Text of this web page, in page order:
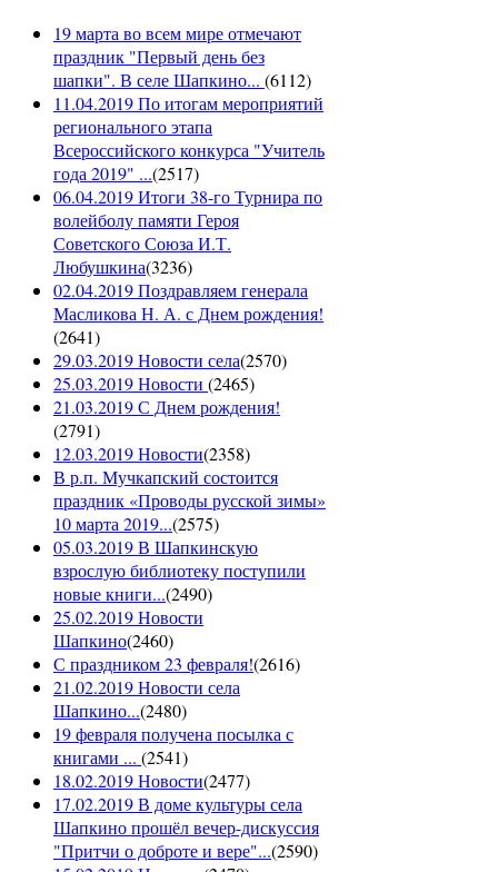
19 марта во всем мире отмечают
праздник "Первый день без
шапки". В селе Шапкино... (6112)
11.04.2019 По итогам мероприятий
регионального этапа
Всероссийского конкурса "Учитель
года 2019" ...(2517)
06.04.2019 Итоги 38-го Турнира по
волейболу памяти Героя
Советского Союза И.Т.
Любушкина(3236)
02.04.2019 Поздравляем генерала
Масликова Н. А. с Днем рождения!
(2641)
29.03.2019 Новости села(2570)
25.03.2019 Новости (2465)
21.03.2019 С Днем рождения!
(2791)
12.03.2019 Новости(2358)
В р.п. Мучкапский состоится
праздник «Проводы русской зимы»
10 марта 2019...(2575)
05.03.2019 В Шапкинскую
взрослую библиотеку поступили
новые книги...(2490)
25.02.2019 Новости
Шапкино(2460)
С праздником 23 февраля!(2616)
21.02.2019 Новости села
Шапкино...(2480)
19 февраля получена посылка с
книгами ... (2541)
18.02.2019 Новости(2477)
17.02.2019 В доме культуры села
Шапкино прошёл вечер-дискуссия
"Притчи о доброте и вере"...(2590)